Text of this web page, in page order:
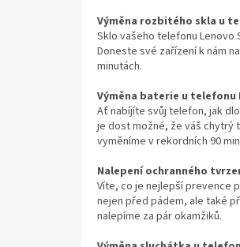
Výměna rozbitého skla u
Sklo vašeho telefonu Lenovo
Doneste své zařízení k nám
minutách.
Výměna baterie u telefonu
Ať nabíjíte svůj telefon, jak
je dost možné, že váš chytrý
vyměníme v rekordních 90
Nalepení ochranného
Víte, co je nejlepší prevence
nejen před pádem, ale také
nalepíme za pár okamžiků.